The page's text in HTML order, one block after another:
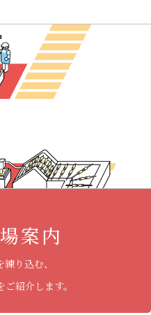
案内
り込む、
紹介します。